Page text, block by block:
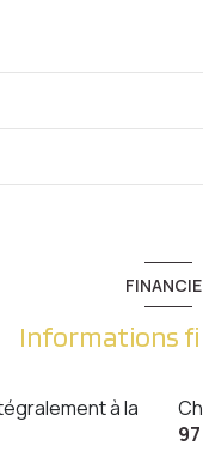
Informations
à la